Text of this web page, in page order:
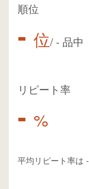
順位
- 位/- 品中
リピート率
- %
平均リピート率は -